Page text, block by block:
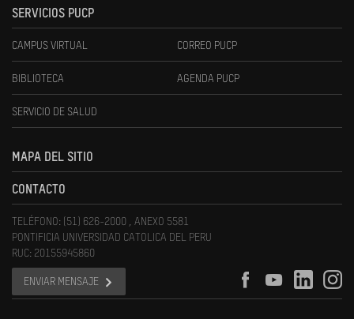
SERVICIOS PUCP
CAMPUS VIRTUAL CORREO PUCP
BIBLIOTECA AGENDA PUCP
SERVICIO DE SALUD
MAPA DEL SITIO
CONTACTO
TELÉFONO: (51) 626-2000 , ANEXO 5581
PONTIFICIA UNIVERSIDAD CATOLICA DEL PERU
RUC: 20155945860
ENVIAR MENSAJE